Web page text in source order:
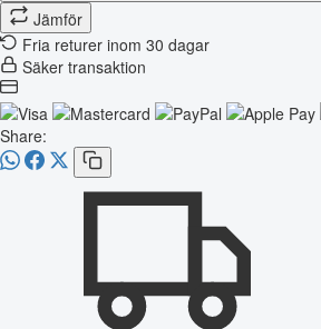
Jämför
Fria returer inom 30 dagar
Säker transaktion
Share: